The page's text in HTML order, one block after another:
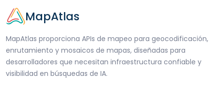
MapAtlas
MapAtlas proporciona APIs de mapeo para geocodificación,
enrutamiento y mosaicos de mapas, diseñadas para
desarrolladores que necesitan infraestructura confiable y
visibilidad en búsquedas de IA.